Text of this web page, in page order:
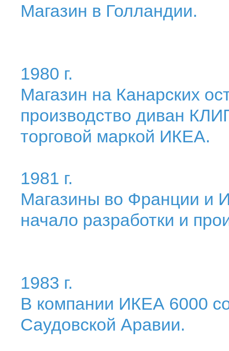
Магазин в Голландии.
1980 г.
Магазин на Канарских
производство диван
торговой маркой ИКЕА.
1981 г.
Магазины во Франции и
начало разработки и
1983 г.
В компании ИКЕА 6000
Саудовской Аравии.